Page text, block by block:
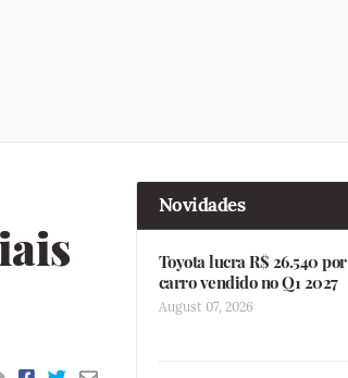
Novidades
Toyota lucra R$ 26.540 por
carro vendido no Q1 2027
August 07, 2026